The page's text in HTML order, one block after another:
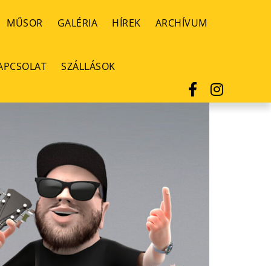
MŰSOR GALÉRIA HÍREK ARCHÍVUM
SZÁLLÁSOK